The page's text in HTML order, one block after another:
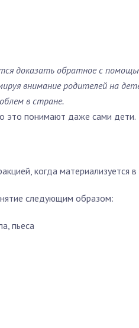
доказать обратное с
внимание родителей на
в стране.
это понимают даже сами дети.
когда материализуется
следующим образом:
пьеса